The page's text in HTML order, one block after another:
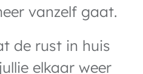
vanzelf gaat.
de rust in huis
elkaar weer